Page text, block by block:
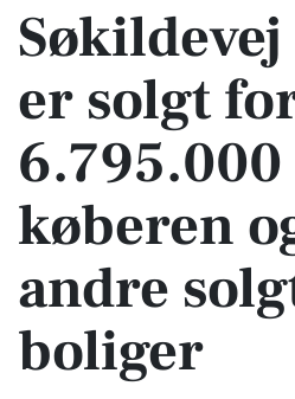
er solgt
6.795.000
køberen
andre
boliger